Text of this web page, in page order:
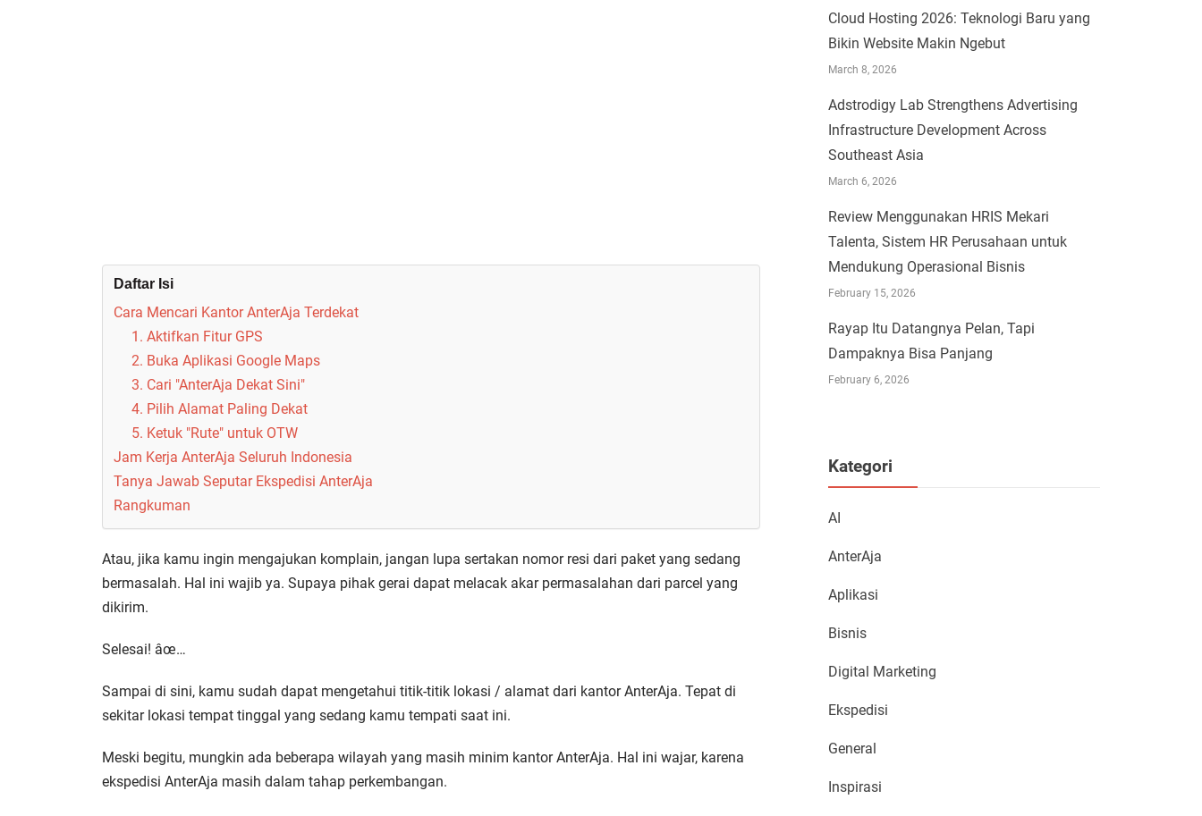
Daftar Isi
Cara Mencari Kantor AnterAja Terdekat
1. Aktifkan Fitur GPS
2. Buka Aplikasi Google Maps
3. Cari "AnterAja Dekat Sini"
4. Pilih Alamat Paling Dekat
5. Ketuk "Rute" untuk OTW
Jam Kerja AnterAja Seluruh Indonesia
Tanya Jawab Seputar Ekspedisi AnterAja
Rangkuman
Atau, jika kamu ingin mengajukan komplain, jangan lupa sertakan nomor resi dari paket yang sedang
bermasalah. Hal ini wajib ya. Supaya pihak gerai dapat melacak akar permasalahan dari parcel yang
dikirim.
Selesai! âœ…
Sampai di sini, kamu sudah dapat mengetahui titik-titik lokasi / alamat dari kantor AnterAja. Tepat di
sekitar lokasi tempat tinggal yang sedang kamu tempati saat ini.
Meski begitu, mungkin ada beberapa wilayah yang masih minim kantor AnterAja. Hal ini wajar, karena
ekspedisi AnterAja masih dalam tahap perkembangan.
Cloud Hosting 2026: Teknologi Baru yang
Bikin Website Makin Ngebut
March 8, 2026
Adstrodigy Lab Strengthens Advertising
Infrastructure Development Across
Southeast Asia
March 6, 2026
Review Menggunakan HRIS Mekari
Talenta, Sistem HR Perusahaan untuk
Mendukung Operasional Bisnis
February 15, 2026
Rayap Itu Datangnya Pelan, Tapi
Dampaknya Bisa Panjang
February 6, 2026
Kategori
AI
AnterAja
Aplikasi
Bisnis
Digital Marketing
Ekspedisi
General
Inspirasi